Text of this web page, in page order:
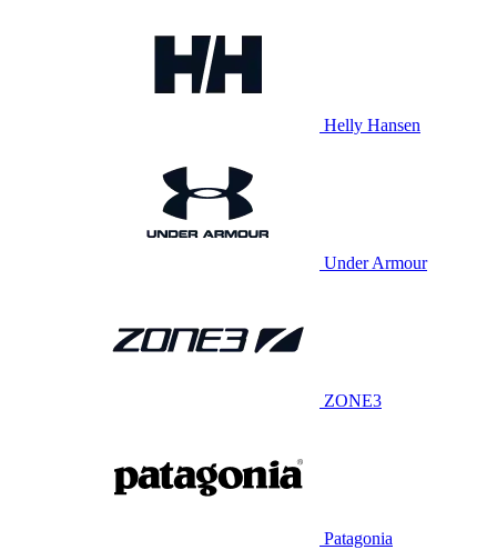
Helly Hansen
Under Armour
ZONE3
Patagonia